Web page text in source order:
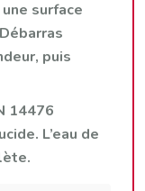
surface
puis
14476
L’eau de